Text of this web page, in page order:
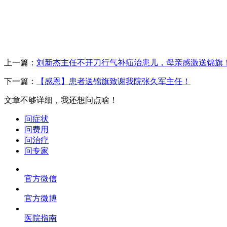
上一篇： 刘新杰主任不开刀行气补疝治患儿，母亲感激送锦旗
下一篇： 【感恩】患者送锦旗致谢我院张久军主任！
文章不够详细，我还想问点啥！
问症状
问费用
问治疗
问专家
官方微信
官方微博
医院指南